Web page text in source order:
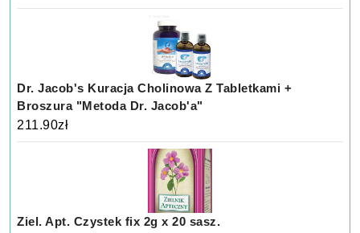
Dr. Jacob's Kuracja Cholinowa Z Tabletkami +
Broszura "Metoda Dr. Jacob'a"
211.90zł
Ziel. Apt. Czystek fix 2g x 20 sasz.